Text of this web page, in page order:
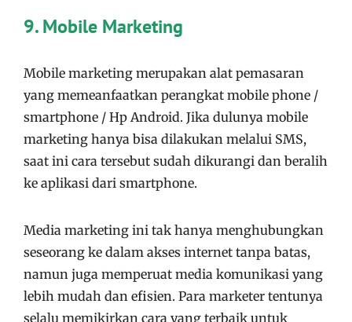
9. Mobile Marketing
Mobile marketing merupakan alat pemasaran
yang memeanfaatkan perangkat mobile phone /
smartphone / Hp Android. Jika dulunya mobile
marketing hanya bisa dilakukan melalui SMS,
saat ini cara tersebut sudah dikurangi dan beralih
ke aplikasi dari smartphone.
Media marketing ini tak hanya menghubungkan
seseorang ke dalam akses internet tanpa batas,
namun juga memperuat media komunikasi yang
lebih mudah dan efisien. Para marketer tentunya
selalu memikirkan cara yang terbaik untuk